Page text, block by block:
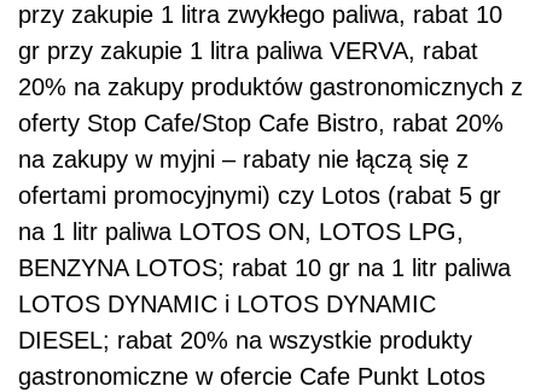
przy zakupie 1 litra zwykłego paliwa, rabat 10
gr przy zakupie 1 litra paliwa VERVA, rabat
20% na zakupy produktów gastronomicznych z
oferty Stop Cafe/Stop Cafe Bistro, rabat 20%
na zakupy w myjni – rabaty nie łączą się z
ofertami promocyjnymi) czy Lotos (rabat 5 gr
na 1 litr paliwa LOTOS ON, LOTOS LPG,
BENZYNA LOTOS; rabat 10 gr na 1 litr paliwa
LOTOS DYNAMIC i LOTOS DYNAMIC
DIESEL; rabat 20% na wszystkie produkty
gastronomiczne w ofercie Cafe Punkt Lotos